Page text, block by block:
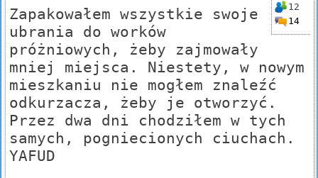
12
14
Zapakowałem wszystkie swoje
ubrania do worków
próżniowych, żeby zajmowały
mniej miejsca. Niestety, w nowym
mieszkaniu nie mogłem znaleźć
odkurzacza, żeby je otworzyć.
Przez dwa dni chodziłem w tych
samych, pogniecionych ciuchach.
YAFUD